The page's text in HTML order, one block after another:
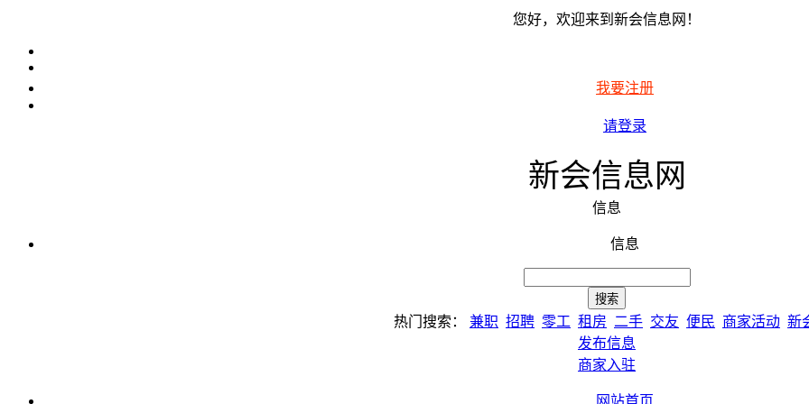
您好，欢迎来到新会信息网！
我要注册
请登录
新会信息网
信息
信息
热门搜索： 兼职 招聘 零工 租房 二手 交友 便民 商家活动 新
发布信息
商家入驻
网站首页